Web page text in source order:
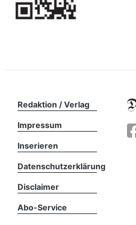
Redaktion / Verlag
Impressum
Inserieren
Datenschutzerklärung
Disclaimer
Abo-Service